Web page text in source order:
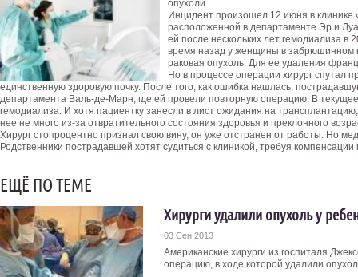
опухоли.
Инцидент произошел 12 июня в
расположенной в департаменте Эр и
ей после нескольких лет гемодиализа в
время назад у женщины в забрюшинном
раковая опухоль. Для ее удаления
Но в процессе операции хирург спутал
единственную здоровую почку. После того, как ошибка нашлась,
департамента Валь-де-Марн, где ей провели повторную операцию. В
гемодиализа. И хотя пациентку занесли в лист ожидания на
нее не много из-за отвратительного состояния здоровья и преклонного
Хирург стопроцентно признал свою вину, он уже отстранен от работы. Но
Родственники пострадавшей хотят судиться с клиникой, требуя
ЕЩЁ ПО ТЕМЕ
Хирурги удалили опухоль у
03 Сен 2013
Американские хирурги из госпиталя
операцию, в ходе которой удалили